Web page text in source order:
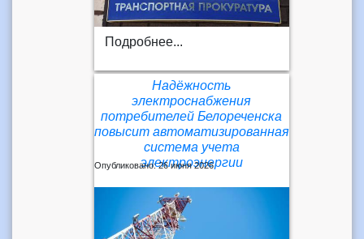
Подробнее...
Надёжность
электроснабжения
потребителей Белореченска
повысит автоматизированная
система учета
электроэнергии
Опубликовано: 26 июня 2026